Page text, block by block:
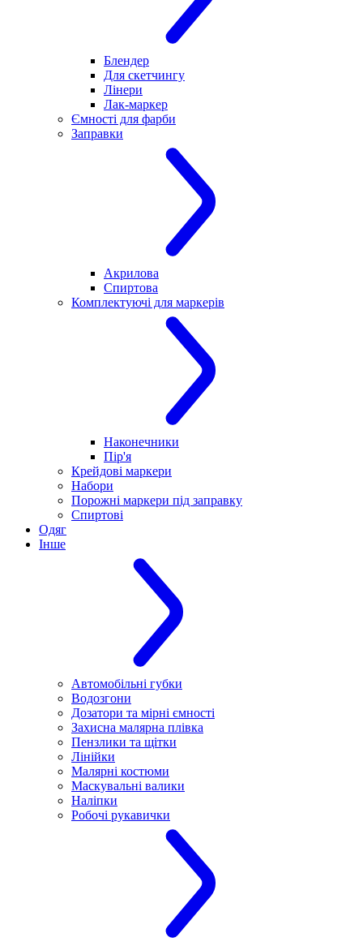
Блендер
Для скетчингу
Лінери
Лак-маркер
Ємності для фарби
Заправки
Акрилова
Спиртова
Комплектуючі для маркерів
Наконечники
Пір'я
Крейдові маркери
Набори
Порожні маркери під заправку
Спиртові
Одяг
Інше
Автомобільні губки
Водозгони
Дозатори та мірні ємності
Захисна малярна плівка
Пензлики та щітки
Лінійки
Малярні костюми
Маскувальні валики
Наліпки
Робочі рукавички